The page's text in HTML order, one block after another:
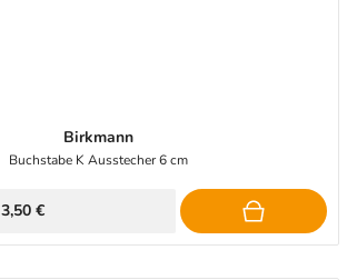
Birkmann
Buchstabe K Ausstecher 6 cm
3,50 €